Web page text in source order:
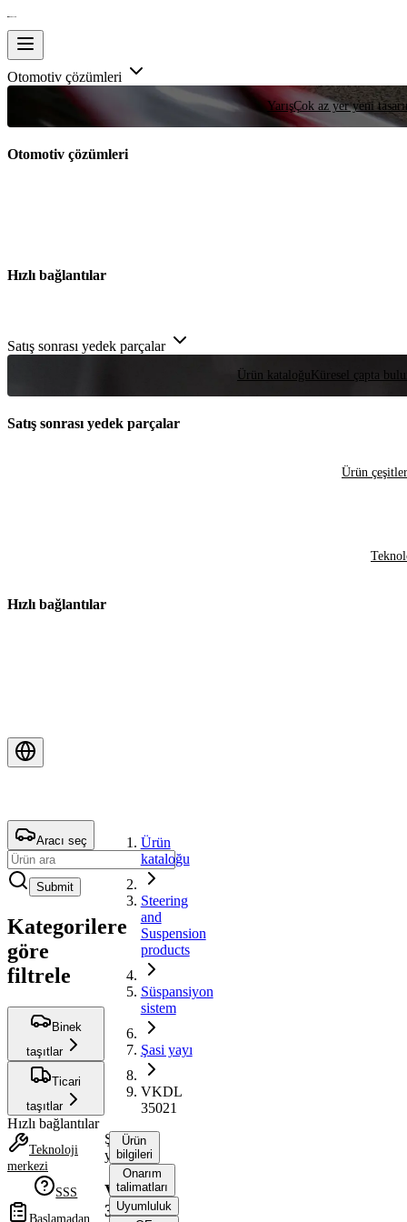
Otomotiv çözümleri
YarışÇok az yer yeni
Otomotiv çözümleri
Hızlı bağlantılar
Satış sonrası yedek parçalar
Ürün kataloğu Küresel çapta
Satış sonrası yedek parçalar
Ürün
Hızlı bağlantılar
Aracı seç
Submit
Kategorilere
göre
filtrele
Binek
taşıtlar
Ticari
taşıtlar
Hızlı bağlantılar
Teknoloji
merkezi
SSS
Başlamadan
Ürün
kataloğu
Steering
and
Suspension
products
Süspansiyon
sistem
Şasi yayı
VKDL
35021
Şasi
yayı
VKDL
35021
Ürün
bilgileri
Onarım
talimatları
Uyumluluk